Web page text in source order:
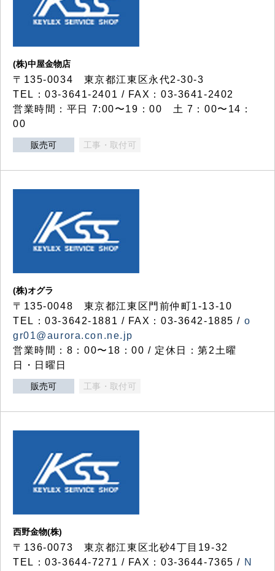
(株)中屋金物店
〒135-0034 東京都江東区永代2-30-3
TEL：03-3641-2401 / FAX：03-3641-2402
営業時間：平日 7:00〜19：00 土 7：00〜14：
00
販売可 工事・取付可
(株)オグラ
〒135-0048 東京都江東区門前仲町1-13-10
TEL：03-3642-1881 / FAX：03-3642-1885 / o
gr01@aurora.con.ne.jp
営業時間：8：00〜18：00 / 定休日：第2土曜
日・日曜日
販売可 工事・取付可
西野金物(株)
〒136-0073 東京都江東区北砂4丁目19-32
TEL：03‐3644‐7271 / FAX：03-3644-7365 / N